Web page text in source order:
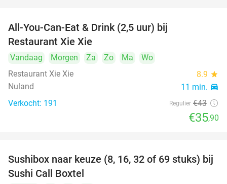
All-You-Can-Eat & Drink (2,5 uur) bij
Restaurant Xie Xie
Vandaag Morgen Za Zo Ma
Wo
Restaurant Xie Xie
8.9 star
Nuland 11 min. directions_car
Verkocht: 191 Regulier €43
€35,90
53%
Sushibox naar keuze (8, 16, 32 of 69 stuks) bij
Sushi Call Boxtel